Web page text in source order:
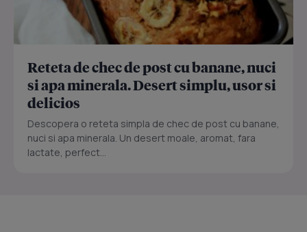
Reteta de chec de post cu banane, nuci
si apa minerala. Desert simplu, usor si
delicios
Descopera o reteta simpla de chec de post cu banane,
nuci si apa minerala. Un desert moale, aromat, fara
lactate, perfect...